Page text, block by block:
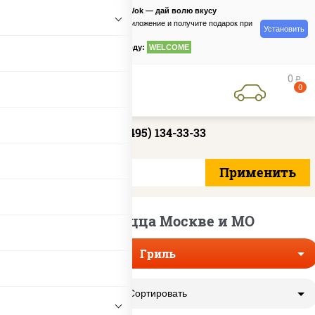
PizzaSushiWok — дай волю вкусу
Скачайте приложение и получите подарок при
по промокоду: WELCOME
Установить
0 руб
0
+7 (495) 134-33-33
Гриль пицца Москве и МО
Гриль
Сортировать